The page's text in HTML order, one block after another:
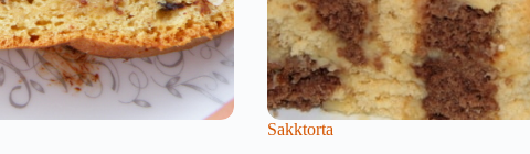
Sakktorta